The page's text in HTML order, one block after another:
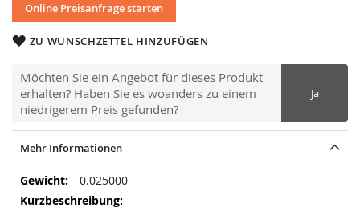
Online Preisanfrage starten
ZU WUNSCHZETTEL HINZUFÜGEN
Möchten Sie ein Angebot für dieses Produkt
erhalten? Haben Sie es woanders zu einem
niedrigerem Preis gefunden?
Ja
Mehr Informationen
Mehr
Informationen
0.025000